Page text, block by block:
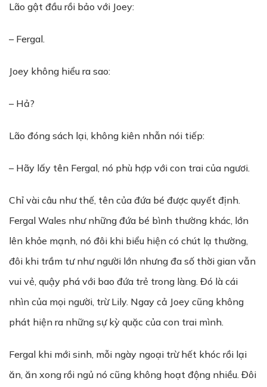
Lão gật đầu rồi bảo với Joey:
– Fergal.
Joey không hiểu ra sao:
– Hả?
Lão đóng sách lại, không kiên nhẫn nói tiếp:
– Hãy lấy tên Fergal, nó phù hợp với con trai của ngươi.
Chỉ vài câu như thế, tên của đứa bé được quyết định.
Fergal Wales như những đứa bé bình thường khác, lớn
lên khỏe mạnh, nó đôi khi biểu hiện có chút lạ thường,
đôi khi trầm tư như người lớn nhưng đa số thời gian vẫn
vui vẻ, quậy phá với bao đứa trẻ trong làng. Đó là cái
nhìn của mọi người, trừ Lily. Ngay cả Joey cũng không
phát hiện ra những sự kỳ quặc của con trai mình.
Fergal khi mới sinh, mỗi ngày ngoại trừ hết khóc rồi lại
ăn, ăn xong rồi ngủ nó cũng không hoạt động nhiều. Đôi